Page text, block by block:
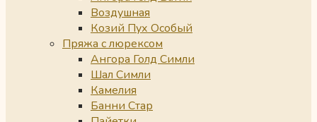
Воздушная
Козий Пух Особый
Пряжа с люрексом
Ангора Голд Симли
Шал Симли
Камелия
Банни Стар